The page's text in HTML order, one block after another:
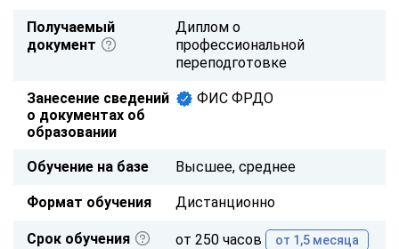
Получаемый
документ
Диплом о
профессиональной
переподготовке
Занесение сведений
о документах об
образовании
ФИС ФРДО
Обучение на базе Высшее, среднее
Формат обучения Дистанционно
Срок обучения от 250 часов от 1,5 месяца